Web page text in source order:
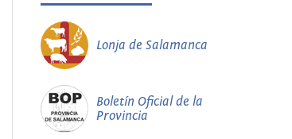
Lonja de Salamanca
Boletín Oficial de la
Provincia